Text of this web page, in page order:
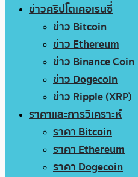
ข่าวคริปโตเคอเรนซี่
ข่าว Bitcoin
ข่าว Ethereum
ข่าว Binance Coin
ข่าว Dogecoin
ข่าว Ripple (XRP)
ราคาและการวิเคราะห์
ราคา Bitcoin
ราคา Ethereum
ราคา Dogecoin